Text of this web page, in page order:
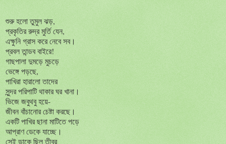
শুরু হলো তুমুল ঝড়,
প্রকৃতির রুদ্র মুর্তি যেন,
এক্ষুনি গ্রাস করে নেবে সব।
প্রবল তান্ডব বাইরে!
গাছপালা দুমড়ে মুচড়ে
ভেঙ্গে পড়ছে,
পাখিরা হারালো তাদের
সুন্দর পরিপাটি থাকার ঘর খানা।
ভিজে জবুথবু হয়ে-
জীবন বাঁচানোর চেষ্টা করছে।
একটি পাখির ছানা মাটিতে পড়ে
আপ্রাণ ডেকে যাচ্ছে।
সেই ডাকে ছিল তীব্র